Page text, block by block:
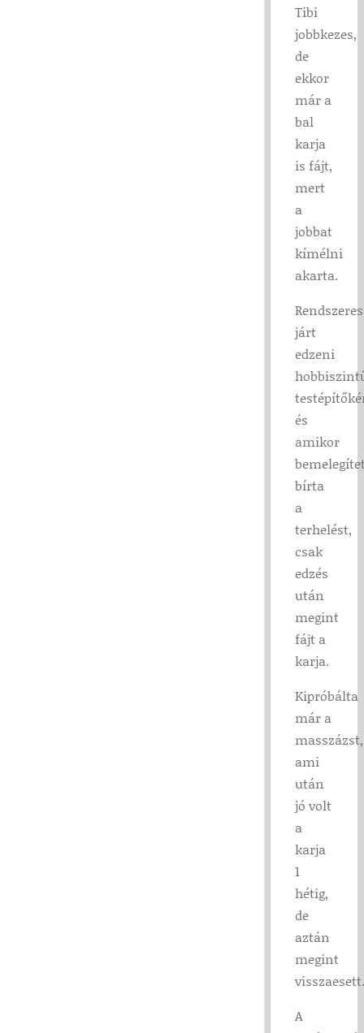
Tibi
jobbkezes,
de
ekkor
már a
bal
karja
is fájt,
mert
a
jobbat
kímélni
akarta.
járt
edzeni
és
amikor
bírta
a
terhelést,
csak
edzés
után
megint
fájt a
karja.
Kipróbálta
már a
masszázst,
ami
után
jó volt
a
karja
1
hétig,
de
aztán
megint
visszaesett.
A